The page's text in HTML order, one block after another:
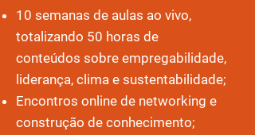
10 semanas de aulas ao vivo,
totalizando 50 horas de
conteúdos sobre empregabilidade,
liderança, clima e sustentabilidade;
Encontros online de networking e
construção de conhecimento;